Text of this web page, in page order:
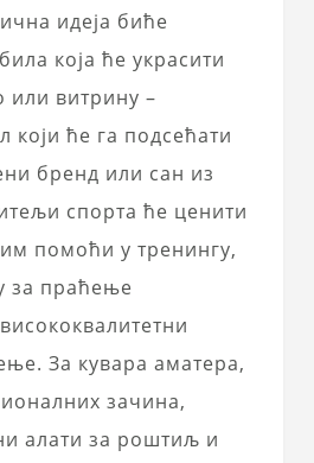
идеја биће
која ће украсити
или витрину –
који ће га подсећати
бренд или сан из
спорта ће ценити
помоћи у тренингу,
за праћење
За кувара аматера,
зачина,
алати за роштиљ и